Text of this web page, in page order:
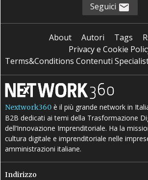
Seguici
About Autori Tags
Privacy e Cookie
Terms&Conditions Contenuti
Nextwork360 è il più grande network in
B2B dedicati ai temi della Trasformazione
dell’Innovazione Imprenditoriale. Ha la
cultura digitale e imprenditoriale nelle
amministrazioni italiane.
Indirizzo